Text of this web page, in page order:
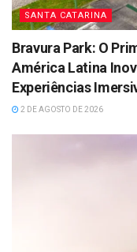
SANTA CATARINA
Bravura Park: O
América Latina
Experiências
2 DE AGOSTO DE 2026